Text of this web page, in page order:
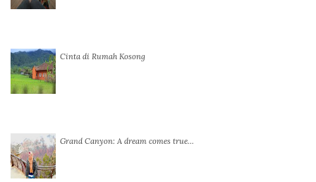
Cinta di Rumah Kosong
Grand Canyon: A dream comes true…